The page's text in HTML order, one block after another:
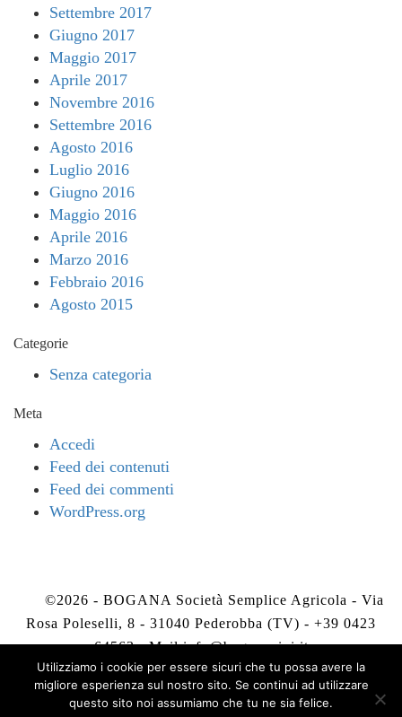
Settembre 2017
Giugno 2017
Maggio 2017
Aprile 2017
Novembre 2016
Settembre 2016
Agosto 2016
Luglio 2016
Giugno 2016
Maggio 2016
Aprile 2016
Marzo 2016
Febbraio 2016
Agosto 2015
Categorie
Senza categoria
Meta
Accedi
Feed dei contenuti
Feed dei commenti
WordPress.org
©2026 - BOGANA Società Semplice Agricola - Via
Rosa Poleselli, 8 - 31040 Pederobba (TV) - +39 0423
64563 - Mailinfo@boganavini.it
Privacy Policy-Cookie Policy
Utilizziamo i cookie per essere sicuri che tu possa avere la
migliore esperienza sul nostro sito. Se continui ad utilizzare
questo sito noi assumiamo che tu ne sia felice.